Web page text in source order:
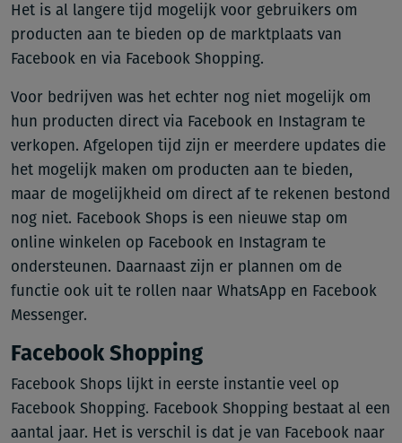
Het is al langere tijd mogelijk voor gebruikers om
producten aan te bieden op de marktplaats van
Facebook en via Facebook Shopping.
Voor bedrijven was het echter nog niet mogelijk om
hun producten direct via Facebook en Instagram te
verkopen. Afgelopen tijd zijn er meerdere updates die
het mogelijk maken om producten aan te bieden,
maar de mogelijkheid om direct af te rekenen bestond
nog niet. Facebook Shops is een nieuwe stap om
online winkelen op Facebook en Instagram te
ondersteunen. Daarnaast zijn er plannen om de
functie ook uit te rollen naar WhatsApp en Facebook
Messenger.
Facebook Shopping
Facebook Shops lijkt in eerste instantie veel op
Facebook Shopping. Facebook Shopping bestaat al een
aantal jaar. Het is verschil is dat je van Facebook naar